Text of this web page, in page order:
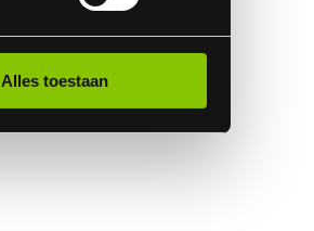
Alles toestaan